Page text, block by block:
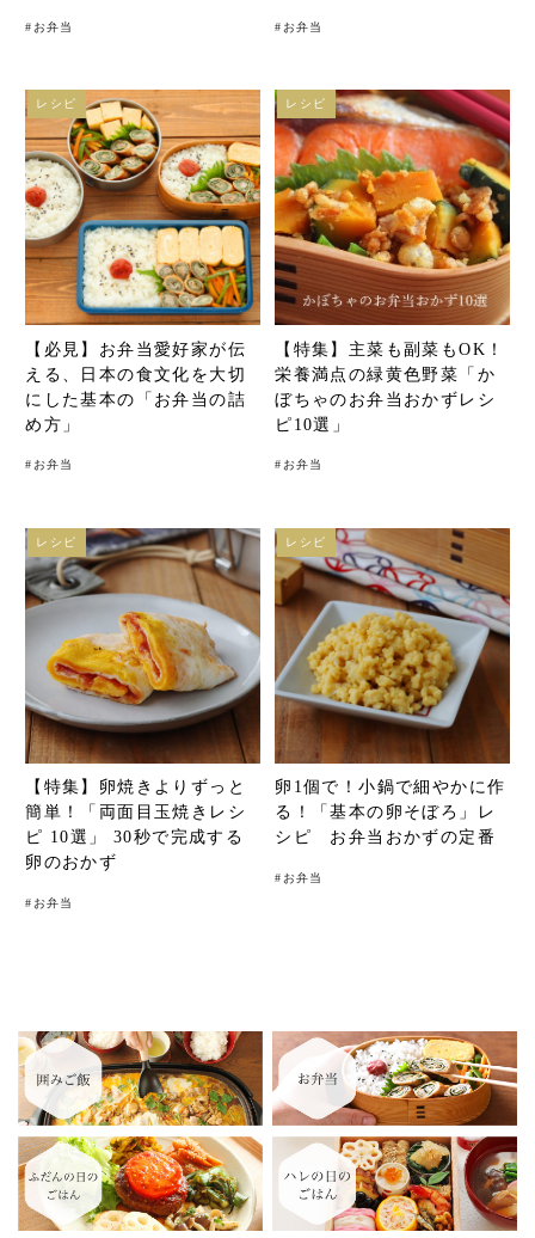
# お弁当 # お弁当
【必見】お弁当愛好家が伝
える、日本の食文化を大切
にした基本の「お弁当の詰
め方」
#お弁当
レシピ
【特集】主菜も副菜もOK！
栄養満点の緑黄色野菜「か
ぼちゃのお弁当おかずレシ
ピ10選」
#お弁当
レシピ
【特集】卵焼きよりずっと
簡単！「両面目玉焼きレシ
ピ 10選」 30秒で完成する
卵のおかず
#お弁当
レシピ
卵1個で！小鍋で細やかに作
る！「基本の卵そぼろ」レ
シピ お弁当おかずの定番
#お弁当
レシピ